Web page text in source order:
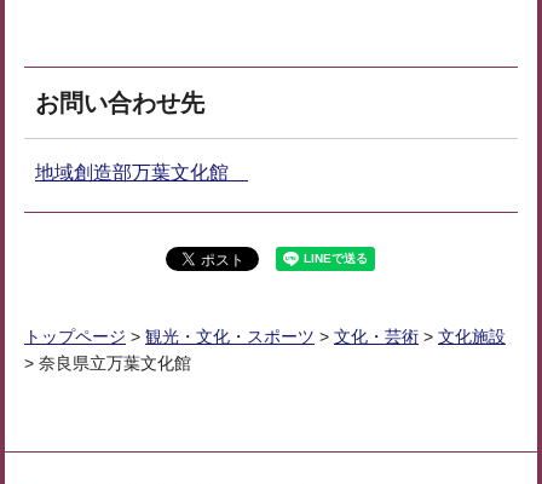
お問い合わせ先
地域創造部万葉文化館
トップページ > 観光・文化・スポーツ > 文化・芸術 > 文化施設
> 奈良県立万葉文化館